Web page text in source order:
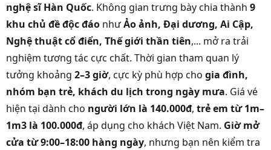
nghệ sĩ Hàn Quốc. Không gian trưng bày chia thành 9
khu chủ đề độc đáo nhưẢo ảnh, Đại dương, Ai Cập,
Nghệ thuật cổ điển, Thế giới thần tiên,... mở ra trải
nghiệm tương tác cực chất. Thời gian tham quan lý
tưởng khoảng 2–3 giờ, cực kỳ phù hợp cho gia đình,
nhóm bạn trẻ, khách du lịch trong ngày mưa. Giá vé
hiện tại dành cho người lớn là 140.000đ, trẻ em từ 1m–
1m3 là 100.000đ, áp dụng cho khách Việt Nam. Giờ mở
cửa từ 9:00–18:00 hàng ngày, nhưng bạn nên kiểm tra